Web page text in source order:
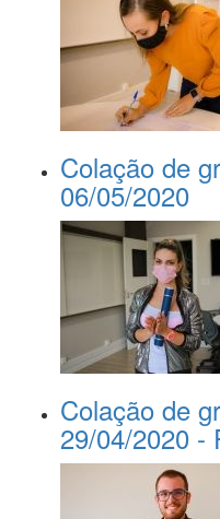
Colação de
06/05/2020
Colação de
29/04/2020 -